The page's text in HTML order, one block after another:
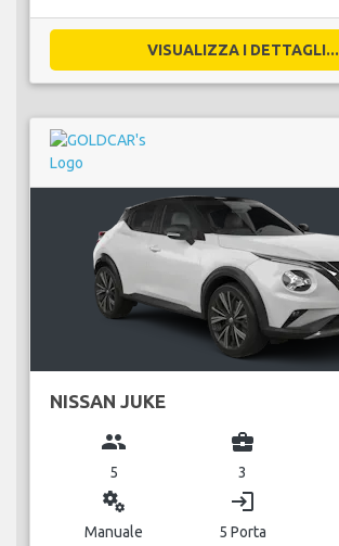
VISUALIZZA I DETTAGLI...
NISSAN JUKE
group
5
business_center
3
miscellaneous_services
Manuale
login
5 Porta